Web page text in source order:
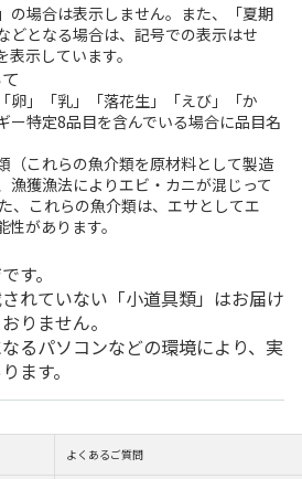
の場合は表示しません。また、「夏期
どとなる場合は、記号での表示はせ
示しています。
卵」「乳」「落花生」「えび」「か
ー特定8品目を含んでいる場合に品目名
（これらの魚介類を原材料として製造
漁獲漁法によりエビ・カニが混じって
、これらの魚介類は、エサとしてエ
があります。
す。
れていない「小道具類」はお届け
りません。
るパソコンなどの環境により、実
ます。
よくあるご質問